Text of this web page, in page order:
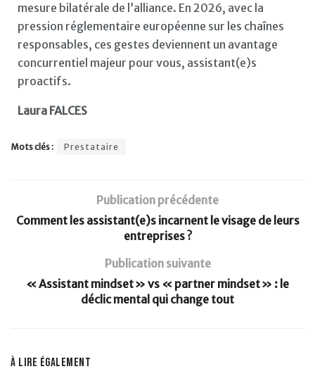
mesure bilatérale de l’alliance. En 2026, avec la
pression réglementaire européenne sur les chaînes
responsables, ces gestes deviennent un avantage
concurrentiel majeur pour vous, assistant(e)s
proactifs.
Laura FALCES
Mots clés : Prestataire
Publication précédente
Comment les assistant(e)s incarnent le visage de leurs
entreprises ?
Publication suivante
« Assistant mindset » vs « partner mindset » : le
déclic mental qui change tout
À lire également